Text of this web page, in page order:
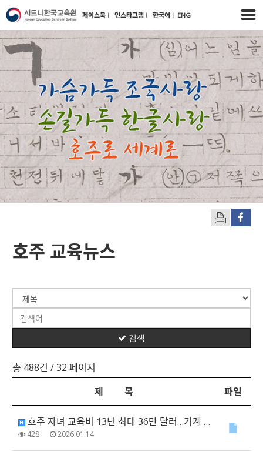
페이스북 l 인스타그램 l 한국어 l ENG
호주 교육뉴스
총 488건 / 32 페이지
검색
제 목 파일
호주 자녀 교육비 13년 최대 36만 달러…가계 부담 심화
428 2026.01.14